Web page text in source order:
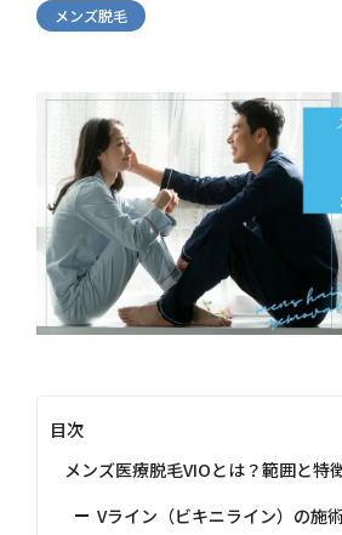
メンズ脱毛
目次
メンズ医療脱毛VIOとは？範囲と特
Vライン（ビキニライン）の施